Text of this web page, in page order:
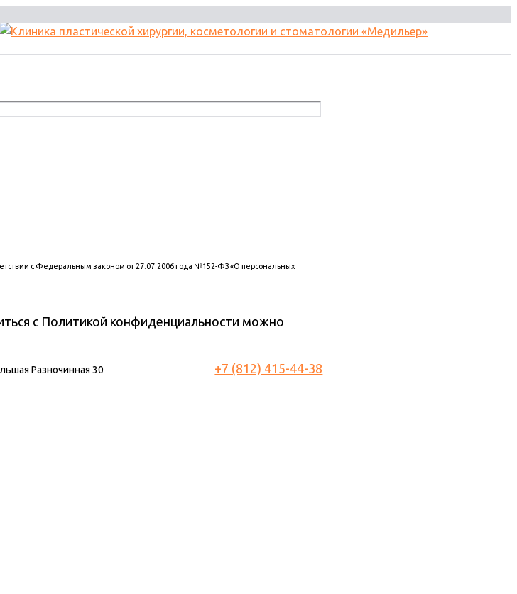
с Федеральным законом от 27.07.2006 года №152-ФЗ «О персональных
с Политикой конфиденциальности можно
+7 (812) 415-44-38
Разночинная 30